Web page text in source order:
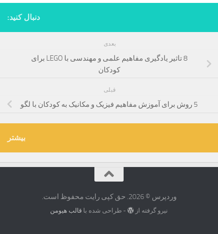
دنبال کنید:
بعدی
8 تاثیر یادگیری مفاهیم علمی و مهندسی با LEGO برای
کودکان
قبلی
5 روش برای آموزش مفاهیم فیزیک و مکانیک به کودکان با لگو
بیشتر
وردپرس © 2026. حق کپی رایت محفوظ است.
نیرو گرفته از - طراحی شده باقالب هیومن